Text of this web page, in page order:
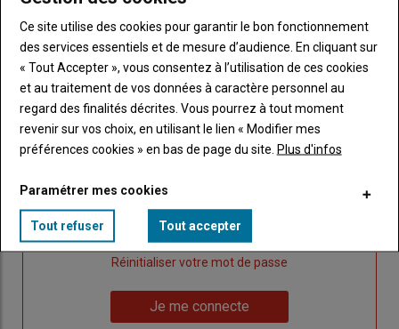
Sous-
titre
Vous êtes abonné(e)
TITRE IDENTIFIEZ-VOUS
Body
Connectez-vous à votre compte pour profiter
de votre abonnement
Lien
Créer un nouveau compte
Réinitialiser votre mot de passe
Je me connecte
Ce site utilise des cookies pour garantir le bon fonctionnement
des services essentiels et de mesure d’audience. En cliquant sur
« Tout Accepter », vous consentez à l’utilisation de ces cookies
et au traitement de vos données à caractère personnel au
regard des finalités décrites. Vous pourrez à tout moment
revenir sur vos choix, en utilisant le lien « Modifier mes
préférences cookies » en bas de page du site. Plus d'infos
Paramétrer mes cookies
Tout refuser Tout accepter